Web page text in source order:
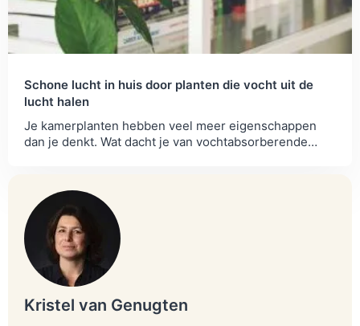
Schone lucht in huis door planten die vocht uit de
lucht halen
Je kamerplanten hebben veel meer eigenschappen
dan je denkt. Wat dacht je van vochtabsorberende
Kristel van Genugten